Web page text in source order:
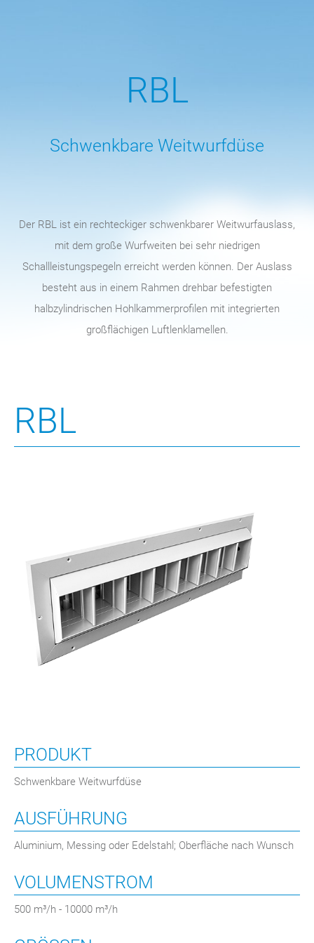
RBL
Schwenkbare Weitwurfdüse
Der RBL ist ein rechteckiger schwenkbarer Weitwurfauslass,
mit dem große Wurfweiten bei sehr niedrigen
Schallleistungspegeln erreicht werden können. Der Auslass
besteht aus in einem Rahmen drehbar befestigten
halbzylindrischen Hohlkammerprofilen mit integrierten
großflächigen Luftlenklamellen.
RBL
PRODUKT
Schwenkbare Weitwurfdüse
AUSFÜHRUNG
Aluminium, Messing oder Edelstahl; Oberfläche nach Wunsch
VOLUMENSTROM
500 m³/h - 10000 m³/h